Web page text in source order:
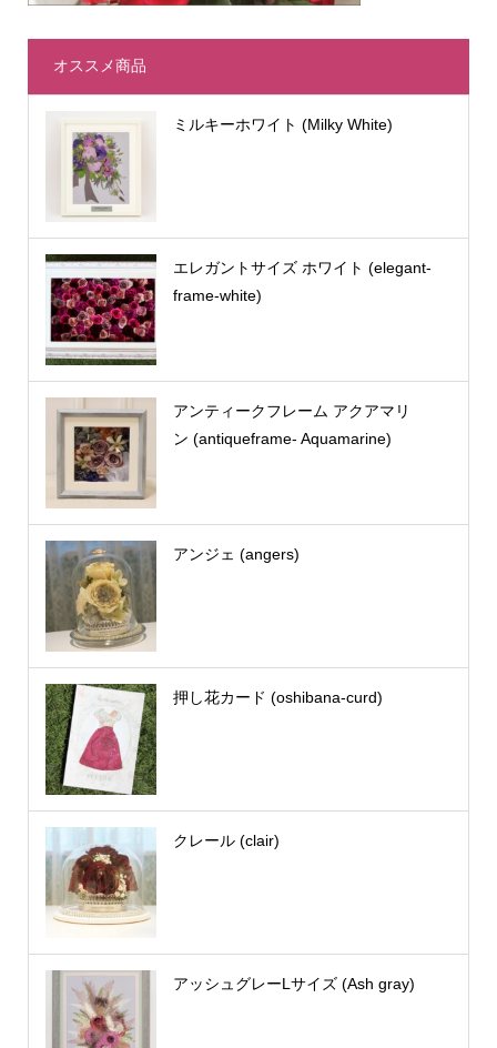
オススメ商品
ミルキーホワイト (Milky White)
エレガントサイズ ホワイト (elegant-
frame-white)
アンティークフレーム アクアマリ
ン (antiqueframe- Aquamarine)
アンジェ (angers)
押し花カード (oshibana-curd)
クレール (clair)
アッシュグレーLサイズ (Ash gray)